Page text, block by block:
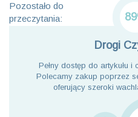
Pozostało do
przeczytania:
Drogi
Pełny dostęp do artykułu i
Polecamy zakup poprzez
oferujący szeroki